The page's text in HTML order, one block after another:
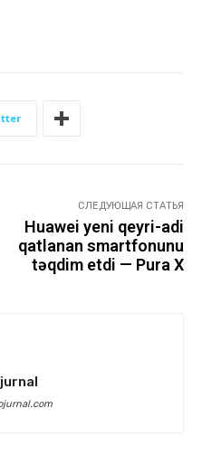
СЛЕДУЮЩАЯ СТАТЬЯ
Huawei yeni qeyri-adi
qatlanan smartfonunu
təqdim etdi — Pura X